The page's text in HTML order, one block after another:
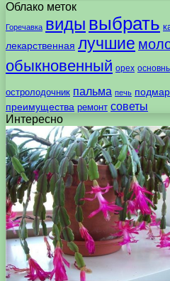
Облако меток
Горечавка виды выбрать
лекарственная лучшие
обыкновенный орех
остролодочник пальма печь
преимущества ремонт советы
Интересно